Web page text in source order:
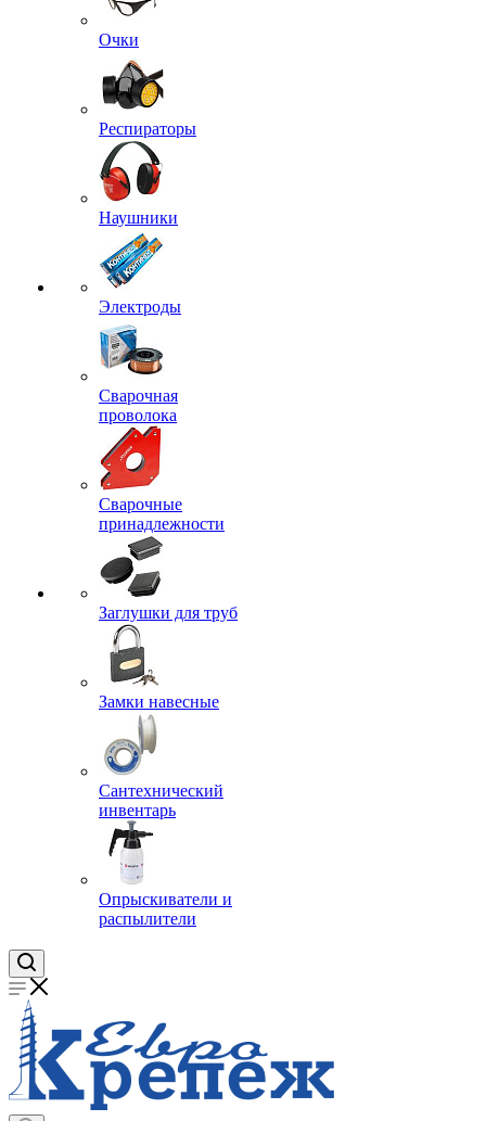
Очки
Респираторы
Наушники
Электроды
Сварочная
проволока
Сварочные
принадлежности
Заглушки для труб
Замки навесные
Сантехнический
инвентарь
Опрыскиватели и
распылители